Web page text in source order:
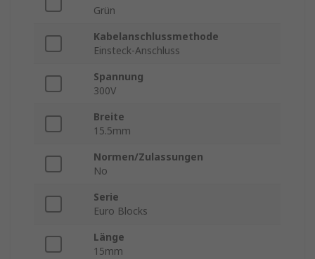
Grün
Kabelanschlussmethode
Einsteck-Anschluss
Spannung
300V
Breite
15.5mm
Normen/Zulassungen
No
Serie
Euro Blocks
Länge
15mm